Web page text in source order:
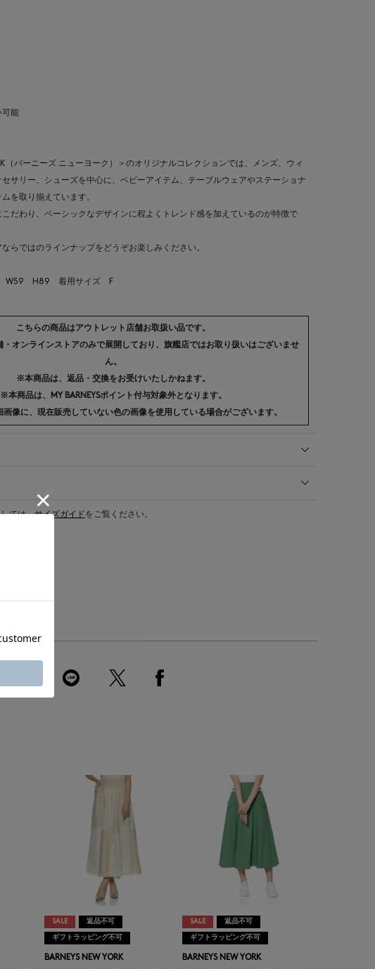
可能
（バーニーズ ニューヨーク）＞のオリジナルコレクションでは、メンズ、ウィ
サリー、シューズを中心に、ベビーアイテム、テーブルウェアやステーショナ
を取り揃えています。
だわり、ベーシックなデザインに程よくトレンド感を加えているのが特徴で
らではのラインナップをどうぞお楽しみください。
W59 H89 着用サイズ F
こちらの商品はアウトレット店舗お取扱い品です。
オンラインストアのみで展開しており、旗艦店ではお取り扱いはございませ
ん。
※本商品は、返品・交換をお受けいたしかねます。
※本商品は、MY BARNEYSポイント付与対象外となります。
像に、現在販売していない色の画像を使用している場合がございます。
ては、サイズガイドをご覧ください。
SALE 返品不可
ギフトラッピング不可
BARNEYS NEW YORK
SALE 返品不可
ギフトラッピング不可
BARNEYS NEW YORK